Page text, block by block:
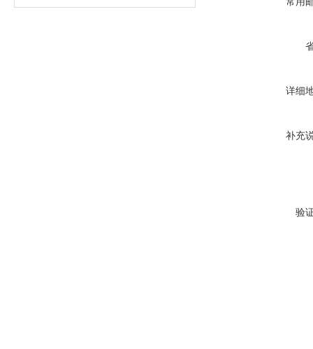
详细
补充
验